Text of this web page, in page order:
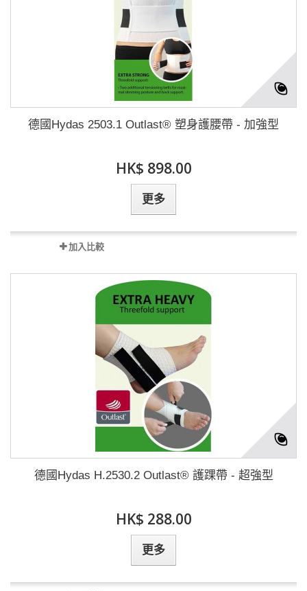
德國Hydas 2503.1 Outlast® 塑身護腰帶 - 加強型
HK$ 898.00
更多
加入比較
德國Hydas H.2530.2 Outlast® 護踝帶 - 超強型
HK$ 288.00
更多